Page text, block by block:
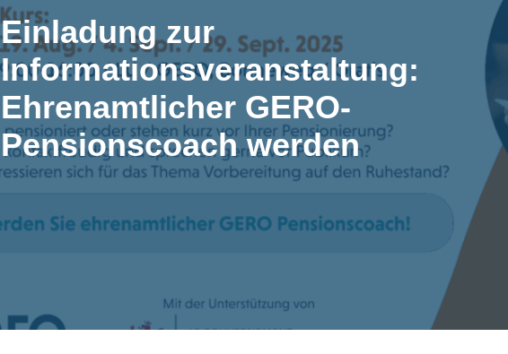
Einladung zur
Informationsveranstaltung:
Ehrenamtlicher GERO-
Pensionscoach werden